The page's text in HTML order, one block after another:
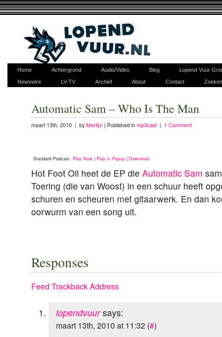
Home Achtergrond Audio/Video Blog
Lopend Vuur
Newswire
LV-TV Archief About Contact Zoeken
Automatic Sam – Who Is The Man
maart 13th, 2010 | by Martijn | Published in mp3cast | 1 Comment
Standard Podcast Play Now |Play in Popup |Download
Hot Foot Oil heet de EP die Automatic Sam
Toering (die van Woost) in een schuur heeft
schuren en scheuren met gitaarwerk. En dan
oorwurm van een song uit.
Responses
Feed Trackback Address
lopendvuursays:
maart 13th, 2010 at 11:32 (#)